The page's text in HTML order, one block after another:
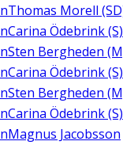
Thomas Morell
Carina Ödebrink (S)
Sten Bergheden
Carina Ödebrink (S)
Sten Bergheden
Carina Ödebrink (S)
Magnus Jacobsson